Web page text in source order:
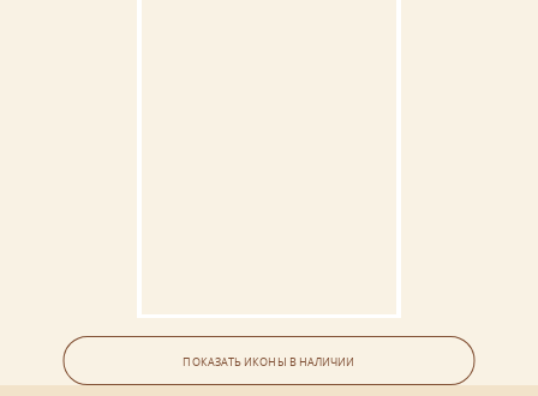
Икона «Антоний Сийский,
иеромонах, преподобный»
ПОКАЗАТЬ ИКОНЫ В НАЛИЧИИ